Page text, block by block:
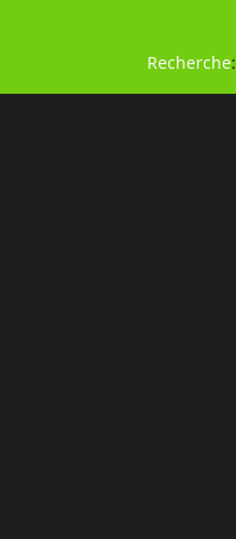
Recherche: